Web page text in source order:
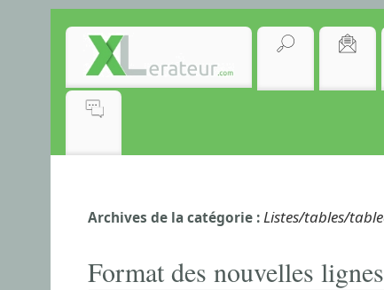
Archives de la catégorie : Listes/tables/
Format des nouvelles